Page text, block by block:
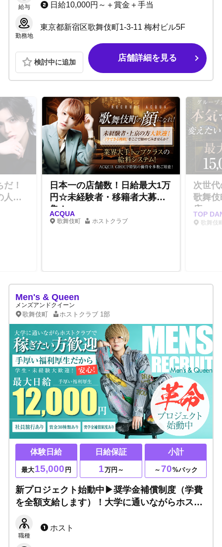
給与
日給10,000円～＋賞金＋手当
勤務地
東京都新宿区歌舞伎町1-3-11 梅村ビル5F
検討中に追加 店舗詳細を見る
！
人気
日本一の店舗数！日給最大1万
円☆未経験者・移籍者大募
集！
ACQUA
歌舞伎町 ホストクラブ
次世
歌舞
店
TOP
歌舞伎
Men's & Queen
メンズアンドクイーン
歌舞伎町 ホストクラブ 1部
体験日給
最大15,000 円
日給保証
1万円～
小計
～ 70%バック
新プロジェクト始動中▶奨学金補償制度（学費
を全額支給します）！大学に通いながらホスト
キャストも大募集中・未経験大歓迎！
職種
ホスト